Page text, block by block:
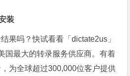
装
果吗？快试看看「dictate2us」
国最大的转录服务供应商。有着
为全球超过300,000位客户提供